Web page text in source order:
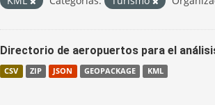
Directorio de aeropuertos para el
CSV ZIP JSON GEOPACKAGE KML